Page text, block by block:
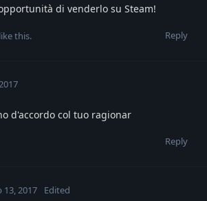
di venderlo su Steam!
Reply
like this.
d'accordo col tuo ragionar
Reply
13, 2017 Edited